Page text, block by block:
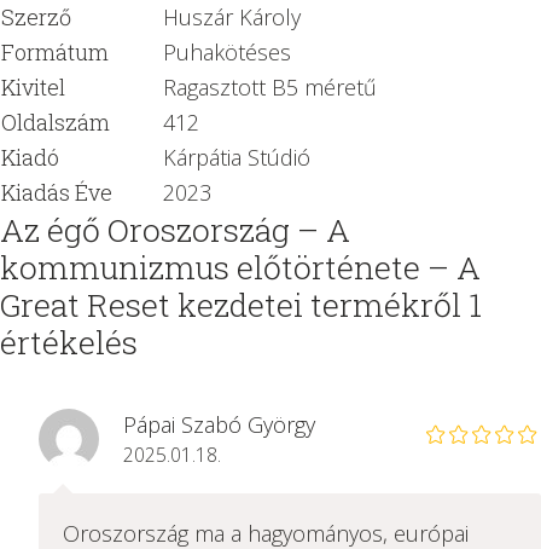
Szerző
Huszár Károly
Formátum
Puhakötéses
Kivitel
Ragasztott B5 méretű
Oldalszám
412
Kiadó
Kárpátia Stúdió
Kiadás Éve
2023
Az égő Oroszország – A
kommunizmus előtörténete – A
Great Reset kezdetei termékről 1
értékelés
Pápai Szabó György
2025.01.18.
Oroszország ma a hagyományos, európai